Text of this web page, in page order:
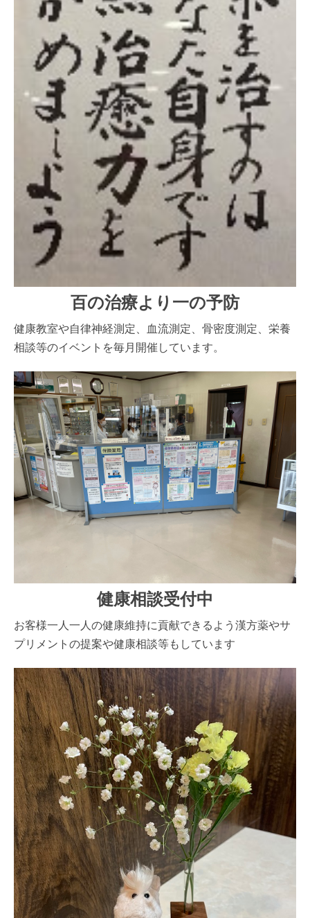
百の治療より一の予防
健康教室や自律神経測定、血流測定、骨密度測定、栄養
相談等のイベントを毎月開催しています。
健康相談受付中
お客様一人一人の健康維持に貢献できるよう漢方薬やサ
プリメントの提案や健康相談等もしています